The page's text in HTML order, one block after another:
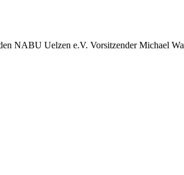
NABU Uelzen e.V. Vorsitzender Michael